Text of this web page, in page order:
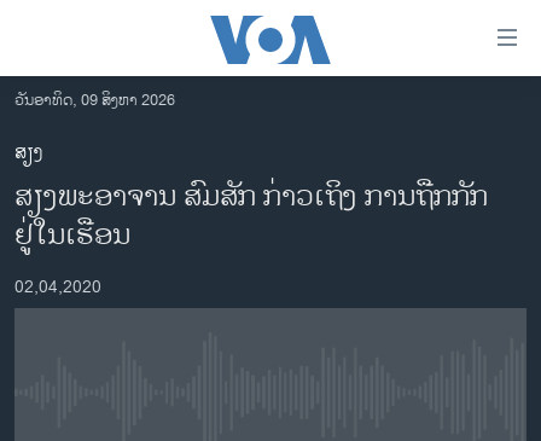
ເຂົ້າ
ຫາ
ຂ້າມ
ຂ້າມ
ຂ້າມ
ໄປ
ຫາ
ຊອກ
ລາວ
ອາເມຣິກາ
ການເລືອກຕັ້ງ ປະທານາທີບໍດີ ສະຫະລັດ 2024
ຂ່າວ​ຈີນ
ວັນອາທິດ, 09 ສິງຫາ 2026
ສຽງ
ສຽງພະອາຈານ ສົມສັກ ກ່າວເຖິງ ການຖືກກັກ
ຢູ່ໃນເຮືອນ
02,04,2020